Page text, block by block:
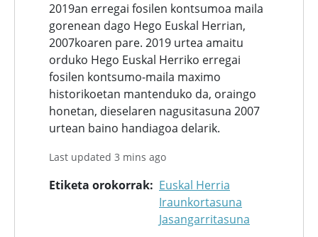
2019an erregai fosilen kontsumoa maila
gorenean dago Hego Euskal Herrian,
2007koaren pare. 2019 urtea amaitu
orduko Hego Euskal Herriko erregai
fosilen kontsumo-maila maximo
historikoetan mantenduko da, oraingo
honetan, dieselaren nagusitasuna 2007
urtean baino handiagoa delarik.
Last updated 3 mins ago
Etiketa orokorrak
Euskal Herria
Iraunkortasuna
Jasangarritasuna